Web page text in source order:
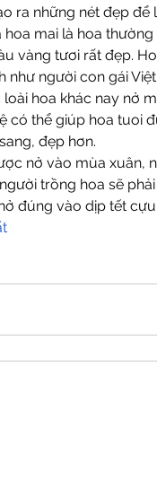
ra những nét đẹp để
mai là hoa
vàng tươi rất đẹp.
như người con gái
hoa khác nay nở
có thể giúp hoa tuoi
đẹp hơn.
nở vào mùa xuân,
trồng hoa sẽ
đúng vào dịp tết